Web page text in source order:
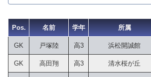
Pos. 名前 学年 所属
GK 戸塚陸 高3 浜松開誠館
GK 高田翔 高3 清水桜が丘